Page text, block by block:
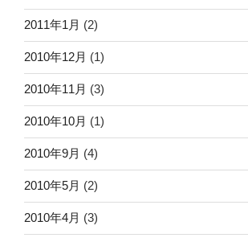
2011年1月 (2)
2010年12月 (1)
2010年11月 (3)
2010年10月 (1)
2010年9月 (4)
2010年5月 (2)
2010年4月 (3)